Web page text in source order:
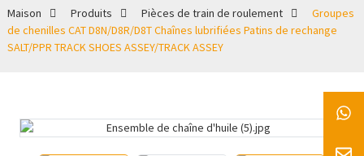
Maison Produits Pièces de train de roulement
Groupes
de chenilles CAT D8N/D8R/D8T Chaînes lubrifiées Patins de rechange
SALT/PPR TRACK SHOES ASSEY/TRACK ASSEY